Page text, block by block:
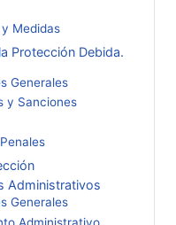
Medidas
Protección Debida.
Generales
y Sanciones
Administrativos
Generales
Administrativo